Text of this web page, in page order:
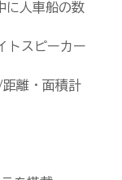
に人車船の数
トスピーカー
距離・面積計